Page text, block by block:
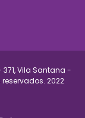
Vila Santana -
2022